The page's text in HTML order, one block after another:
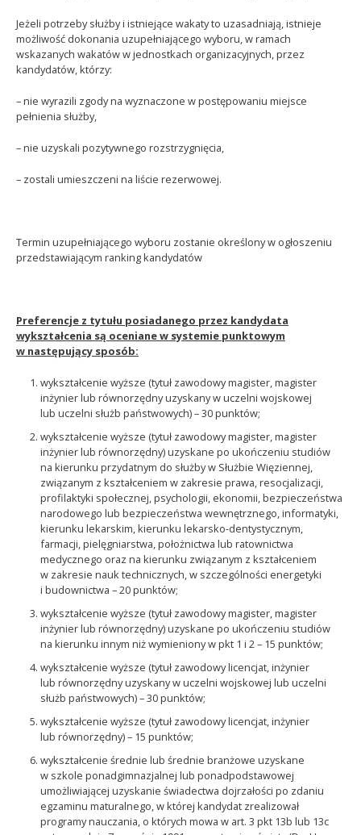
Jeżeli potrzeby służby i istniejące wakaty to uzasadniają, istnieje
możliwość dokonania uzupełniającego wyboru, w ramach
wskazanych wakatów w jednostkach organizacyjnych, przez
kandydatów, którzy:
– nie wyrazili zgody na wyznaczone w postępowaniu miejsce
pełnienia służby,
– nie uzyskali pozytywnego rozstrzygnięcia,
– zostali umieszczeni na liście rezerwowej.
Termin uzupełniającego wyboru zostanie określony w ogłoszeniu
przedstawiającym ranking kandydatów
Preferencje z tytułu posiadanego przez kandydata
wykształcenia są oceniane w systemie punktowym
w następujący sposób:
wykształcenie wyższe (tytuł zawodowy magister, magister
inżynier lub równorzędny uzyskany w uczelni wojskowej
lub uczelni służb państwowych) – 30 punktów;
wykształcenie wyższe (tytuł zawodowy magister, magister
inżynier lub równorzędny) uzyskane po ukończeniu studiów
na kierunku przydatnym do służby w Służbie Więziennej,
związanym z kształceniem w zakresie prawa, resocjalizacji,
profilaktyki społecznej, psychologii, ekonomii, bezpieczeństwa
narodowego lub bezpieczeństwa wewnętrznego, informatyki,
kierunku lekarskim, kierunku lekarsko-dentystycznym,
farmacji, pielęgniarstwa, położnictwa lub ratownictwa
medycznego oraz na kierunku związanym z kształceniem
w zakresie nauk technicznych, w szczególności energetyki
i budownictwa – 20 punktów;
wykształcenie wyższe (tytuł zawodowy magister, magister
inżynier lub równorzędny) uzyskane po ukończeniu studiów
na kierunku innym niż wymieniony w pkt 1 i 2 – 15 punktów;
wykształcenie wyższe (tytuł zawodowy licencjat, inżynier
lub równorzędny uzyskany w uczelni wojskowej lub uczelni
służb państwowych) – 30 punktów;
wykształcenie wyższe (tytuł zawodowy licencjat, inżynier
lub równorzędny) – 15 punktów;
wykształcenie średnie lub średnie branżowe uzyskane
w szkole ponadgimnazjalnej lub ponadpodstawowej
umożliwiającej uzyskanie świadectwa dojrzałości po zdaniu
egzaminu maturalnego, w której kandydat zrealizował
programy nauczania, o których mowa w art. 3 pkt 13b lub 13c